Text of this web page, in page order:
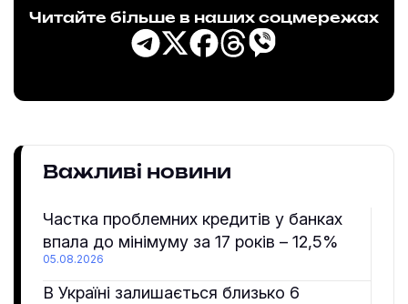
Читайте більше в наших соцмережах
Важливі новини
Частка проблемних кредитів у банках
впала до мінімуму за 17 років – 12,5%
05.08.2026
В Україні залишається близько 6